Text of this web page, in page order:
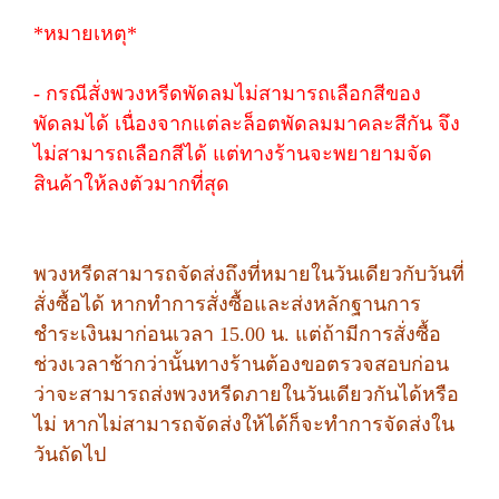
*หมายเหตุ*
- กรณีสั่งพวงหรีดพัดลมไม่สามารถเลือกสีของ
พัดลมได้ เนื่องจากแต่ละล็อตพัดลมมาคละสีกัน จึง
ไม่สามารถเลือกสีได้ แต่ทางร้านจะพยายามจัด
สินค้าให้ลงตัวมากที่สุด
พวงหรีดสามารถจัดส่งถึงที่หมายในวันเดียวกับวันที่
สั่งซื้อได้ หากทำการสั่งซื้อและส่งหลักฐานการ
ชำระเงินมาก่อนเวลา 15.00 น. แต่ถ้ามีการสั่งซื้อ
ช่วงเวลาช้ากว่านั้นทางร้านต้องขอตรวจสอบก่อน
ว่าจะสามารถส่งพวงหรีดภายในวันเดียวกันได้หรือ
ไม่ หากไม่สามารถจัดส่งให้ได้ก็จะทำการจัดส่งใน
วันถัดไป